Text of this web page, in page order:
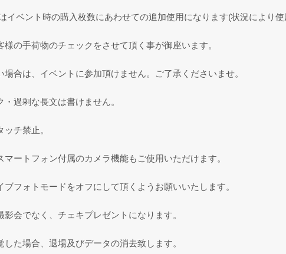
イベント時の購入枚数にあわせての追加使用になります(状況により
の手荷物のチェックをさせて頂く事が御座います。
場合は、イベントに参加頂けません。ご了承くださいませ。
過剰な長文は書けません。
チ禁止。
マートフォン付属のカメラ機能もご使用いただけます。
ブフォトモードをオフにして頂くようお願いいたします。
会でなく、チェキプレゼントになります。
た場合、退場及びデータの消去致します。